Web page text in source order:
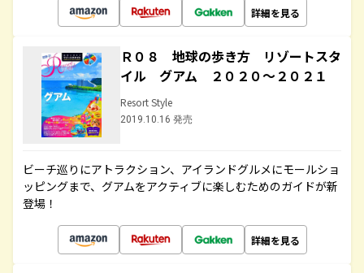
詳細を見る
Ｒ０８ 地球の歩き方 リゾートスタ
イル グアム ２０２０～２０２１
Resort Style
2019.10.16 発売
ビーチ巡りにアトラクション、アイランドグルメにモールショ
ッピングまで、グアムをアクティブに楽しむためのガイドが新
登場！
詳細を見る